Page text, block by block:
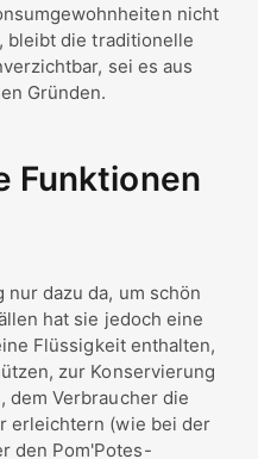
nicht
bleibt die traditionelle
sei es aus
Gründen.
Funktionen
nur dazu da, um schön
hat sie jedoch eine
Flüssigkeit enthalten,
zur Konservierung
dem Verbraucher die
erleichtern (wie bei der
den Pom'Potes-